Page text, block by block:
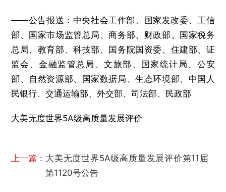
——公告报送：中央社会工作部、国家发改委、工信
部、国家市场监管总局、商务部、财政部、国家税务
总局、教育部、科技部、国务院国资委、住建部、证
监会、金融监管总局、文旅部、国家统计局、公安
部、自然资源部、国家数据局、生态环境部、中国人
民银行、交通运输部、外交部、司法部、民政部
大美无度世界5A级高质量发展评价
上一篇： 大美无度世界5A级高质量发展评价第11届
第1120号公告